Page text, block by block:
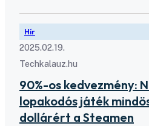
Hír
2025.02.19.
Techkalauz.hu
90%-os kedvezmény:
lopakodós játék
dollárért a Steamen